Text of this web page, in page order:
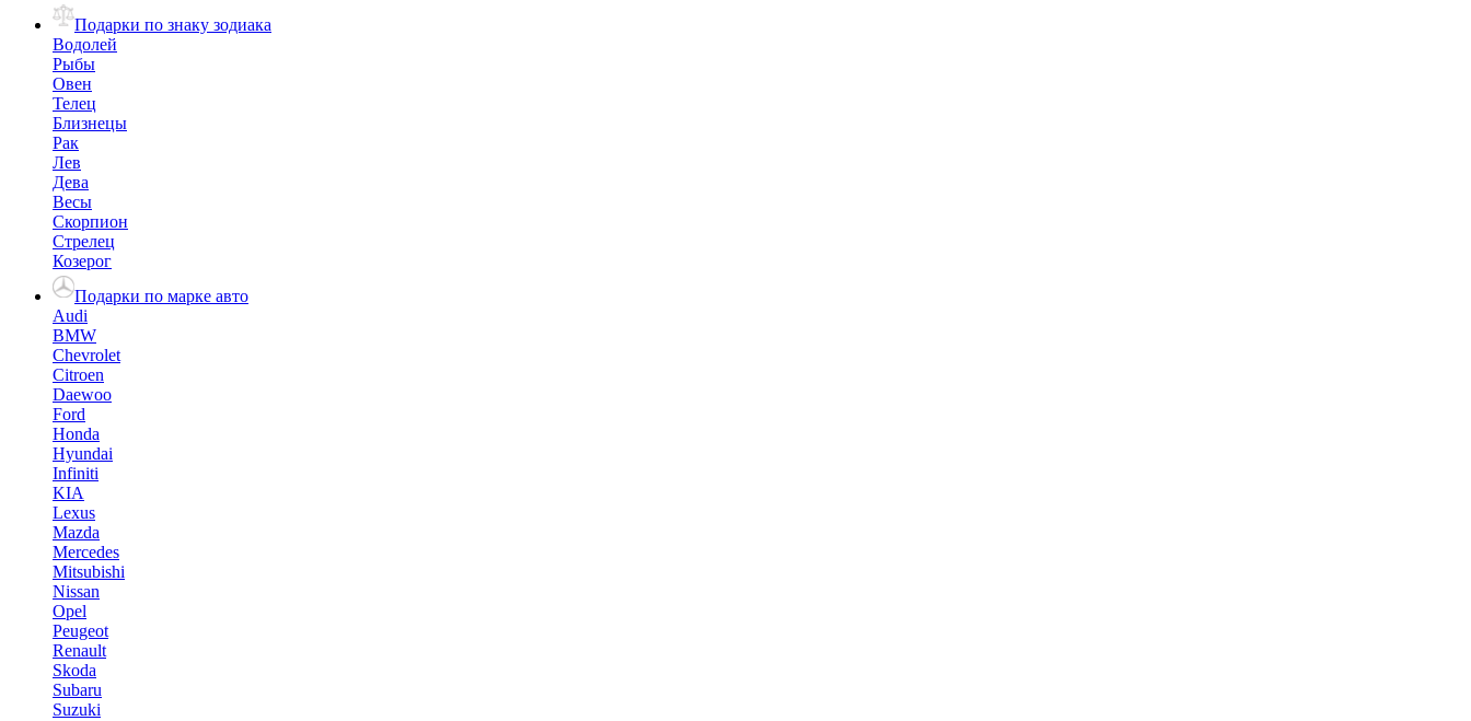
Подарки по знаку зодиака
Водолей
Рыбы
Овен
Телец
Близнецы
Рак
Лев
Дева
Весы
Скорпион
Стрелец
Козерог
Подарки по марке авто
Audi
BMW
Chevrolet
Citroen
Daewoo
Ford
Honda
Hyundai
Infiniti
KIA
Lexus
Mazda
Mercedes
Mitsubishi
Nissan
Opel
Peugeot
Renault
Skoda
Subaru
Suzuki